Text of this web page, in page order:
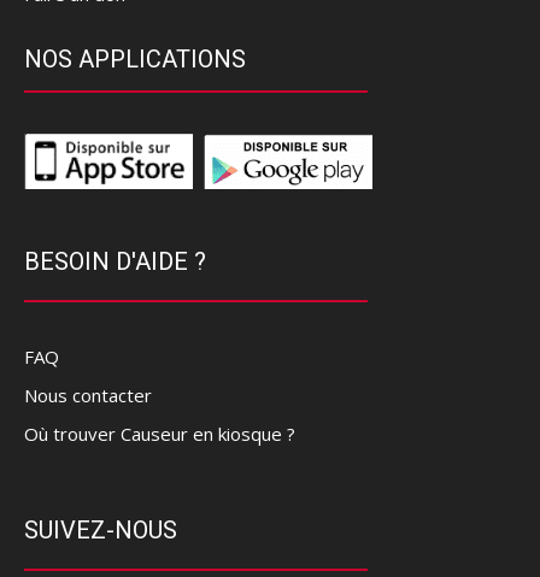
NOS APPLICATIONS
BESOIN D'AIDE ?
FAQ
Nous contacter
Où trouver Causeur en kiosque ?
SUIVEZ-NOUS